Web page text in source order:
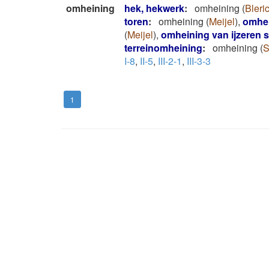
omheining hek, hekwerk: omheining (
toren: omheining (Meijel),
(Meijel), omheining van ijzeren
terreinomheining: omheining (
I-8, II-5, III-2-1, III-3-3
1